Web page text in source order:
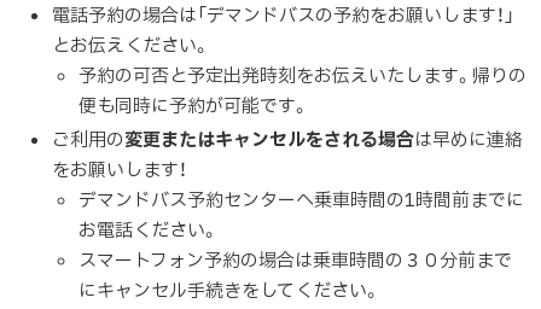
電話予約の場合は「デマンドバスの予約をお願いします！」
とお伝えください。
予約の可否と予定出発時刻をお伝えいたします。帰りの
便も同時に予約が可能です。
ご利用の変更またはキャンセルをされる場合は早めに連絡
をお願いします！
デマンドバス予約センターへ乗車時間の1時間前までに
お電話ください。
スマートフォン予約の場合は乗車時間の３０分前まで
にキャンセル手続きをしてください。